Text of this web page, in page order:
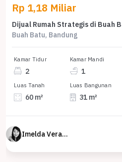
Rp 1,18 Miliar
Dijual Rumah Strategis di Buah
Buah Batu, Bandung
Kamar Tidur
2
Kamar Mandi
1
Luas Tanah
60 m²
Luas Bangunan
31 m²
Imelda Veranika